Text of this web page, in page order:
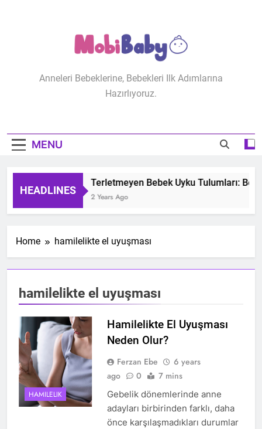
MobiBaby
Anneleri Bebeklerine, Bebekleri Ilk Adımlarına
Hazırlıyoruz.
MENU
HEADLINES
Terletmeyen Bebek Uyku Tulumları:
2 Years Ago
Home hamilelikte el uyuşması
hamilelikte el uyuşması
HAMILELIK
Hamilelikte El Uyuşması
Neden Olur?
Ferzan Ebe
6 years
ago
0 7 mins
Gebelik dönemlerinde anne
adayları birbirinden farklı, daha
önce karşılaşmadıkları durumlar